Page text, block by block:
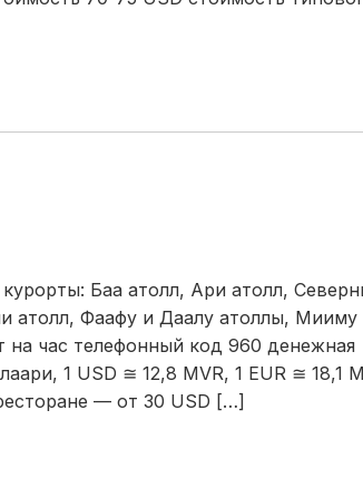
Баа атолл, Ари атолл,
атолл, Фаафу и Даалу атоллы, Мииму
час телефонный код 960 денежная
1 USD ≅ 12,8 MVR, 1 EUR ≅ 18,1
— от 30 USD […]